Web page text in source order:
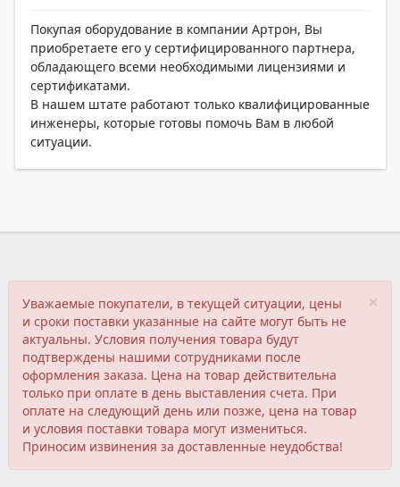
Покупая оборудование в компании Артрон, Вы
приобретаете его у сертифицированного партнера,
обладающего всеми необходимыми лицензиями и
сертификатами.
В нашем штате работают только квалифицированные
инженеры, которые готовы помочь Вам в любой
ситуации.
×
Уважаемые покупатели, в текущей ситуации, цены
и сроки поставки указанные на сайте могут быть не
актуальны. Условия получения товара будут
подтверждены нашими сотрудниками после
оформления заказа. Цена на товар действительна
только при оплате в день выставления счета. При
оплате на следующий день или позже, цена на товар
и условия поставки товара могут измениться.
Приносим извинения за доставленные неудобства!